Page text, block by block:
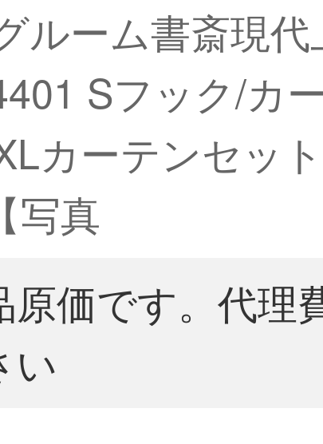
ルーム書斎現代
Sフック/カ
カーテンセッ
写真
価です。代理
い